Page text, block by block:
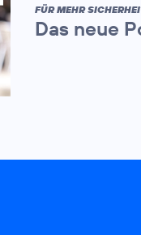
FÜR MEHR
Das neue